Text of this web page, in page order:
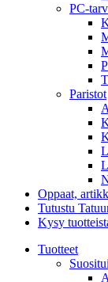
PC-
Paristot
Oppaat,
Tutustu
Kysy
Tuotteet